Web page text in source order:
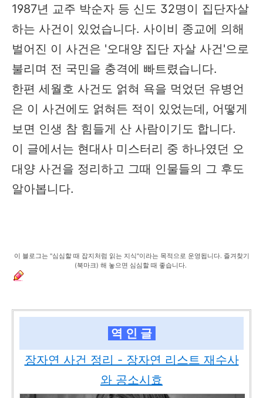
1987년 교주 박순자 등 신도 32명이 집단자살
하는 사건이 있었습니다. 사이비 종교에 의해
벌어진 이 사건은 '오대양 집단 자살 사건'으로
불리며 전 국민을 충격에 빠트렸습니다.
한편 세월호 사건도 얽혀 욕을 먹었던 유병언
은 이 사건에도 얽혀든 적이 있었는데, 어떻게
보면 인생 참 힘들게 산 사람이기도 합니다.
이 글에서는 현대사 미스터리 중 하나였던 오
대양 사건을 정리하고 그때 인물들의 그 후도
알아봅니다.
이 블로그는 "심심할 때 잡지처럼 읽는 지식"이라는 목적으로 운영됩니다. 즐겨찾기
(북마크) 해 놓으면 심심할 때 좋습니다.
역 인 글
장자연 사건 정리 - 장자연 리스트 재수사
와 공소시효